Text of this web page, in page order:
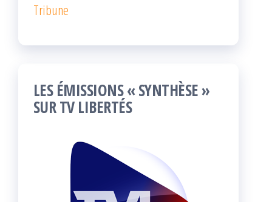
Tribune
LES ÉMISSIONS « SYNTHÈSE »
SUR TV LIBERTÉS